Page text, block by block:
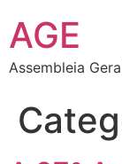
AGE
Assembleia